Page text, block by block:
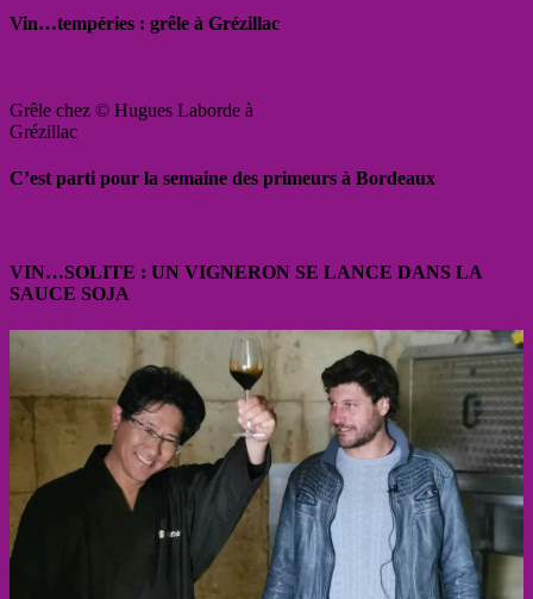
Vin…tempéries : grêle à Grézillac
Grêle chez © Hugues Laborde à
Grézillac
C’est parti pour la semaine des primeurs à Bordeaux
VIN…SOLITE : UN VIGNERON SE LANCE DANS LA
SAUCE SOJA